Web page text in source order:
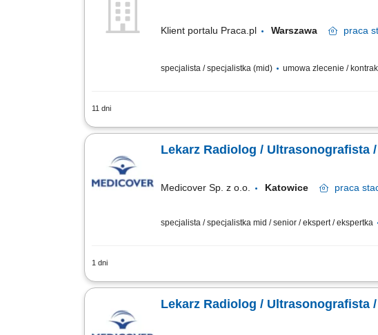
Klient portalu Praca.pl Warszawa praca
specjalista / specjalistka (mid) umowa zlecenie /
11 dni
Udzielanie świadczeń medycznych oraz prowadzenie
Lekarz Radiolog / Ultrasonografista
Medicover Sp. z o.o. Katowice praca
specjalista / specjalistka mid / senior / ekspert / ekspertka
1 dni
Będziesz odpowiedzialny/-a za: wykonywanie i opis
Lekarz Radiolog / Ultrasonografista